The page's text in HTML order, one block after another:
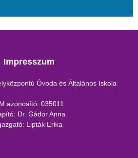
Impresszum
Óvoda és Általános Iskola
azonosító: 035011
Dr. Gádor Anna
Lipták Erika